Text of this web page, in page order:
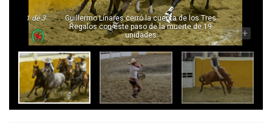
1de 3
Guillermo Linares cerró la cuenta de los Tres
Regalos con este paso de la muerte de 19
unidades
- +